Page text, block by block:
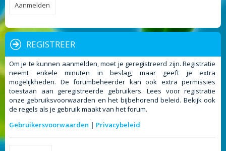
REGISTREER
Om je te kunnen aanmelden, moet je geregistreerd zijn. Registratie
neemt enkele minuten in beslag, maar geeft je extra
mogelijkheden. De forumbeheerder kan ook extra permissies
toestaan aan geregistreerde gebruikers. Lees voor registratie
onze gebruiksvoorwaarden en het bijbehorend beleid. Bekijk ook
de regels als je gebruik maakt van het forum.
Gebruikersvoorwaarden | Privacybeleid